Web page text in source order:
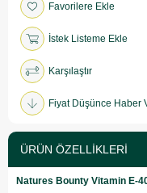
Favorilere Ekle
İstek Listeme Ekle
Karşılaştır
Fiyat Düşünce Haber
ÜRÜN ÖZELLIKLERI
Natures Bounty Vitamin E-